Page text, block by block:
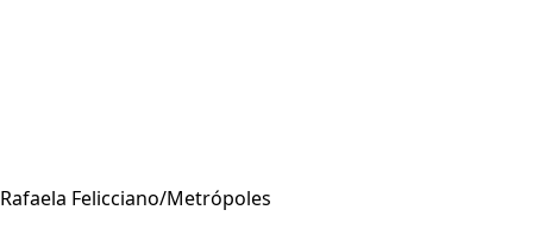
Rafaela Felicciano/Metrópoles